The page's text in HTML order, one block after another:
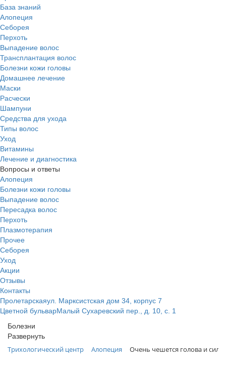
База знаний
Алопеция
Себорея
Перхоть
Выпадение волос
Трансплантация волос
Болезни кожи головы
Домашнее лечение
Маски
Расчески
Шампуни
Средства для ухода
Типы волос
Уход
Витамины
Лечение и диагностика
Вопросы и ответы
Алопеция
Болезни кожи головы
Выпадение волос
Пересадка волос
Перхоть
Плазмотерапия
Прочее
Себорея
Уход
Акции
Отзывы
Контакты
Пролетарскаяул. Марксистская дом 34, корпус 7
Цветной бульварМалый Сухаревский пер., д. 10, с. 1
Болезни
Развернуть
Трихологический центр Алопеция Очень чешется голова и